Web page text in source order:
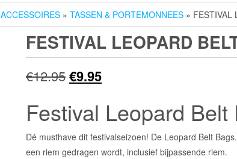
ACCESSOIRES » TASSEN & PORTEMONNEES » FESTIVAL
FESTIVAL LEOPARD
€12.95Oorspronkelijke
was:
€12.95.
€9.95Huidige
is:
€9.95.
Festival Leopard
Dé musthave dit festivalseizoen! De Leopard Belt
een riem gedragen wordt, inclusief bijpassende riem.